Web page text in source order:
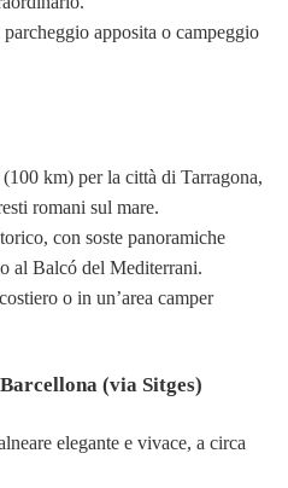
parcheggio apposita o campeggio
km) per la città di Tarragona,
romani sul mare.
con soste panoramiche
al Balcó del Mediterrani.
o in un’area camper
(via Sitges)
elegante e vivace, a circa